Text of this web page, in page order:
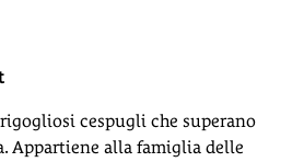
cespugli che superano
Appartiene alla famiglia delle